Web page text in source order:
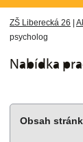
ZŠ Liberecká 26 |
psycholog
Nabídka
Obsah